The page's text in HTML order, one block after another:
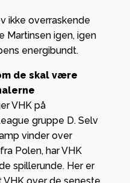
ikke overraskende
Martinsen igen, igen
energibundt.
de skal være
VHK på
gruppe D. Selv
vinder over
Polen, har VHK
spillerunde. Her er